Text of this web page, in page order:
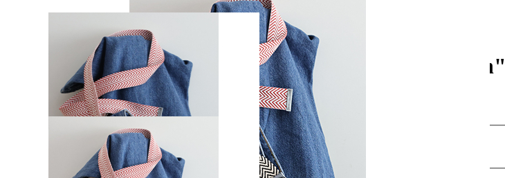
Gürtel, individuell kürzbar - Motiv "Die Allgäuerin"
Sofort lieferbar
inkl. MwSt.